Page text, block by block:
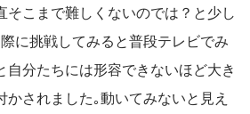
そこまで難しくないのでは？と少し
に挑戦してみると普段テレビでみ
自分たちには形容できないほど大き
されました｡動いてみないと見え